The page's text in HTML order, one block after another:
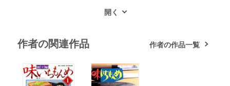
作者の関連作品 作者の作品一覧